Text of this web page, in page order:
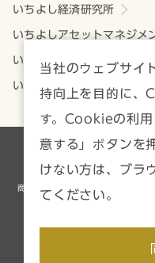
いちよし経済研究所
いちよしアセットマネジメ
いちよしビジネスサービス
いちよしIFA
各種方針・注意
商号等／いちよし証券株式会社
当社のウェブサイ
持向上を目的に、
す。Cookieの利用
意する」ボタンを
けない方は、ブラ
てください。